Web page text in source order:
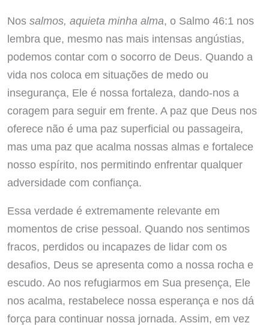
Nos salmos, aquieta minha alma, o Salmo 46:1 nos
lembra que, mesmo nas mais intensas angústias,
podemos contar com o socorro de Deus. Quando a
vida nos coloca em situações de medo ou
insegurança, Ele é nossa fortaleza, dando-nos a
coragem para seguir em frente. A paz que Deus nos
oferece não é uma paz superficial ou passageira,
mas uma paz que acalma nossas almas e fortalece
nosso espírito, nos permitindo enfrentar qualquer
adversidade com confiança.
Essa verdade é extremamente relevante em
momentos de crise pessoal. Quando nos sentimos
fracos, perdidos ou incapazes de lidar com os
desafios, Deus se apresenta como a nossa rocha e
escudo. Ao nos refugiarmos em Sua presença, Ele
nos acalma, restabelece nossa esperança e nos dá
força para continuar nossa jornada. Assim, em vez